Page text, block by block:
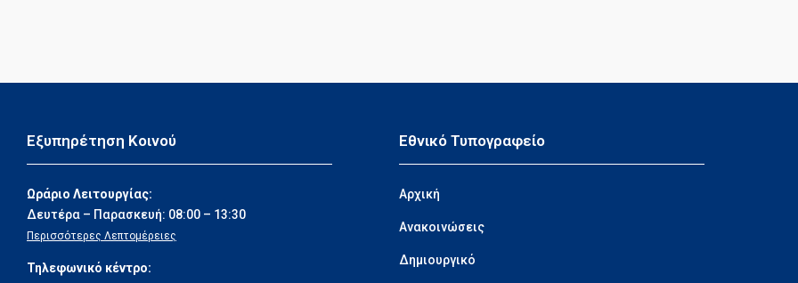
Εξυπηρέτηση Κοινού
Ωράριο Λειτουργίας:
Δευτέρα – Παρασκευή: 08:00 – 13:30
Περισσότερες Λεπτομέρειες
Τηλεφωνικό κέντρο:
Εθνικό Τυπογραφείο
Αρχική
Ανακοινώσεις
Δημιουργικό